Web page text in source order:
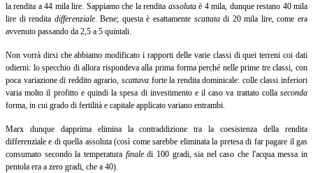
la rendita a 44 mila lire. Sappiamo che la rendita assolutaè 4 mila, dunque restano 40 mila
lire di rendita differenziale. Bene; questa è esattamente scattatadi 20 mila lire, come era
avvenuto passando da 2,5 a 5 quintali.
Non vorrà dirsi che abbiamo modificato i rapporti delle varie classi di quei terreni coi dati
odierni: lo specchio di allora rispondeva alla prima forma perché nelle prime tre classi, con
poca variazione di reddito agrario, scattava forte la rendita dominicale: colle classi inferiori
varia molto il profitto e quindi la spesa di investimento e il caso va trattato colla seconda
forma, in cui grado di fertilità e capitale applicato variano entrambi.
Marx dunque dapprima elimina la contraddizione tra la coesistenza della rendita
differenziale e di quella assoluta (così come sarebbe eliminata la pretesa di far pagare il gas
consumato secondo la temperatura finaledi 100 gradi, sia nel caso che l'acqua messa in
pentola era a zero gradi, che a 40).